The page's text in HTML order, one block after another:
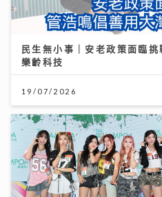
民生無小事｜安老政策面臨
樂齡科技
19/07/2026